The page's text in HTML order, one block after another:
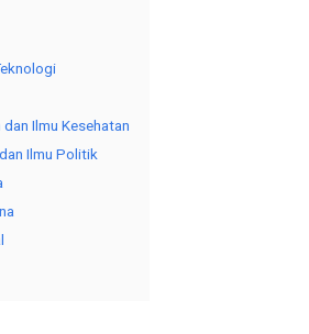
Ilmu Kesehatan
Ilmu Politik